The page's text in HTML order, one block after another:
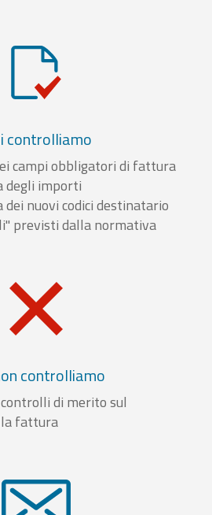
controlliamo
campi obbligatori di fattura
degli importi
nuovi codici destinatario
previsti dalla normativa
controlliamo
di merito sul
fattura